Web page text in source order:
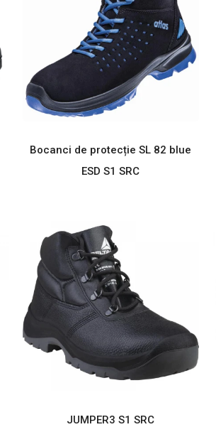
Bocanci de protecție SL 82 blue
ESD S1 SRC
JUMPER3 S1 SRC